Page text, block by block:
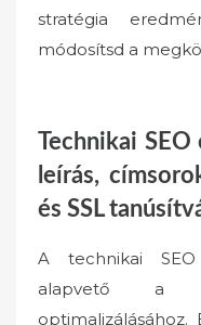
stratégia
módosítsd a
Technikai
leírás,
és SSL
A technikai
alapvető a